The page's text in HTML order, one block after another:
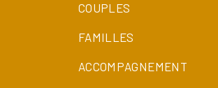
COUPLES
FAMILLES
ACCOMPAGNEMENT